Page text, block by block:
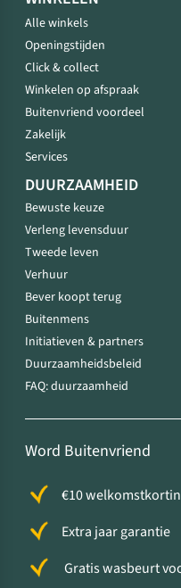
Alle winkels
Openingstijden
Click & collect
Winkelen op afspraak
Buitenvriend voordeel
Zakelijk
Services
DUURZAAMHEID
Bewuste keuze
Verleng levensduur
Tweede leven
Verhuur
Bever koopt terug
Buitenmens
Initiatieven & partners
Duurzaamheidsbeleid
FAQ: duurzaamheid
Word Buitenvriend
€10
Extra jaar garantie
Gratis wasbeurt